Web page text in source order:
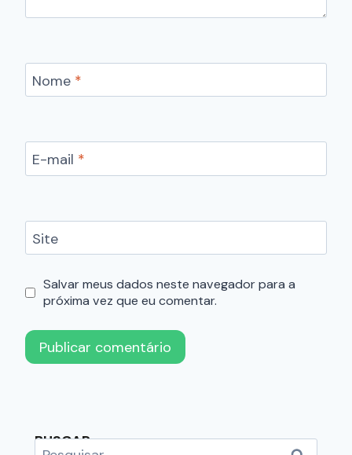
Nome *
E-mail *
Site
Salvar meus dados neste navegador para a
próxima vez que eu comentar.
BUSCAR